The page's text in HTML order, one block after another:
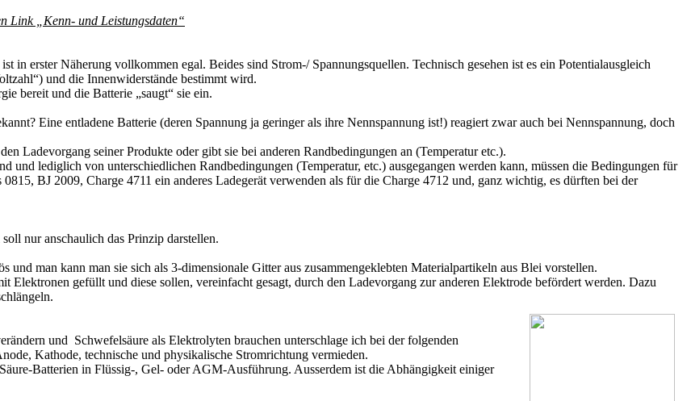
Link „Kenn- und Leistungsdaten“
in erster Näherung vollkommen egal. Beides sind Strom-/ Spannungsquellen. Technisch gesehen ist es ein Potentialausgleich
und die Innenwiderstände bestimmt wird.
bereit und die Batterie „saugt“ sie ein.
Eine entladene Batterie (deren Spannung ja geringer als ihre Nennspannung ist!) reagiert zwar auch bei Nennspannung, doch
Ladevorgang seiner Produkte oder gibt sie bei anderen Randbedingungen an (Temperatur etc.).
und lediglich von unterschiedlichen Randbedingungen (Temperatur, etc.) ausgegangen werden kann, müssen die Bedingungen für
BJ 2009, Charge 4711 ein anderes Ladegerät verwenden als für die Charge 4712 und, ganz wichtig, es dürften bei der
nur anschaulich das Prinzip darstellen.
und man kann man sie sich als 3-dimensionale Gitter aus zusammengeklebten Materialpartikeln aus Blei vorstellen.
Elektronen gefüllt und diese sollen, vereinfacht gesagt, durch den Ladevorgang zur anderen Elektrode befördert werden. Dazu
und Schwefelsäure als Elektrolyten brauchen unterschlage ich bei der folgenden
Kathode, technische und physikalische Stromrichtung vermieden.
Batterien in Flüssig-, Gel- oder AGM-Ausführung. Ausserdem ist die Abhängigkeit einiger